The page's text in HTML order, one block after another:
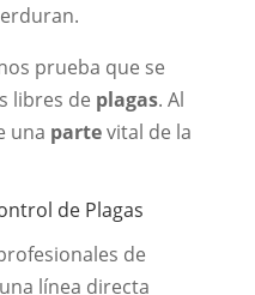
prueba que se
libres de plagas. Al
una partevital de la
de Plagas
de
línea directa